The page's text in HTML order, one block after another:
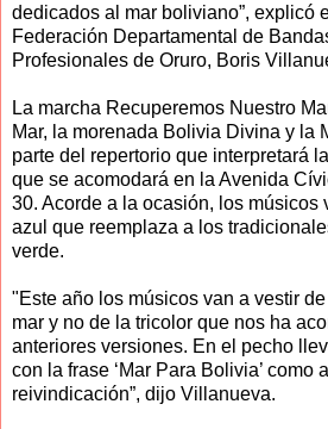
dedicados al mar boliviano”, explicó
Federación Departamental de
Profesionales de Oruro, Boris
La marcha Recuperemos Nuestro
Mar, la morenada Bolivia Divina y la
parte del repertorio que interpretará
que se acomodará en la Avenida
30. Acorde a la ocasión, los músicos
azul que reemplaza a los
verde.
"Este año los músicos van a vestir
mar y no de la tricolor que nos ha
anteriores versiones. En el pecho
con la frase ‘Mar Para Bolivia’ como
reivindicación”, dijo Villanueva.